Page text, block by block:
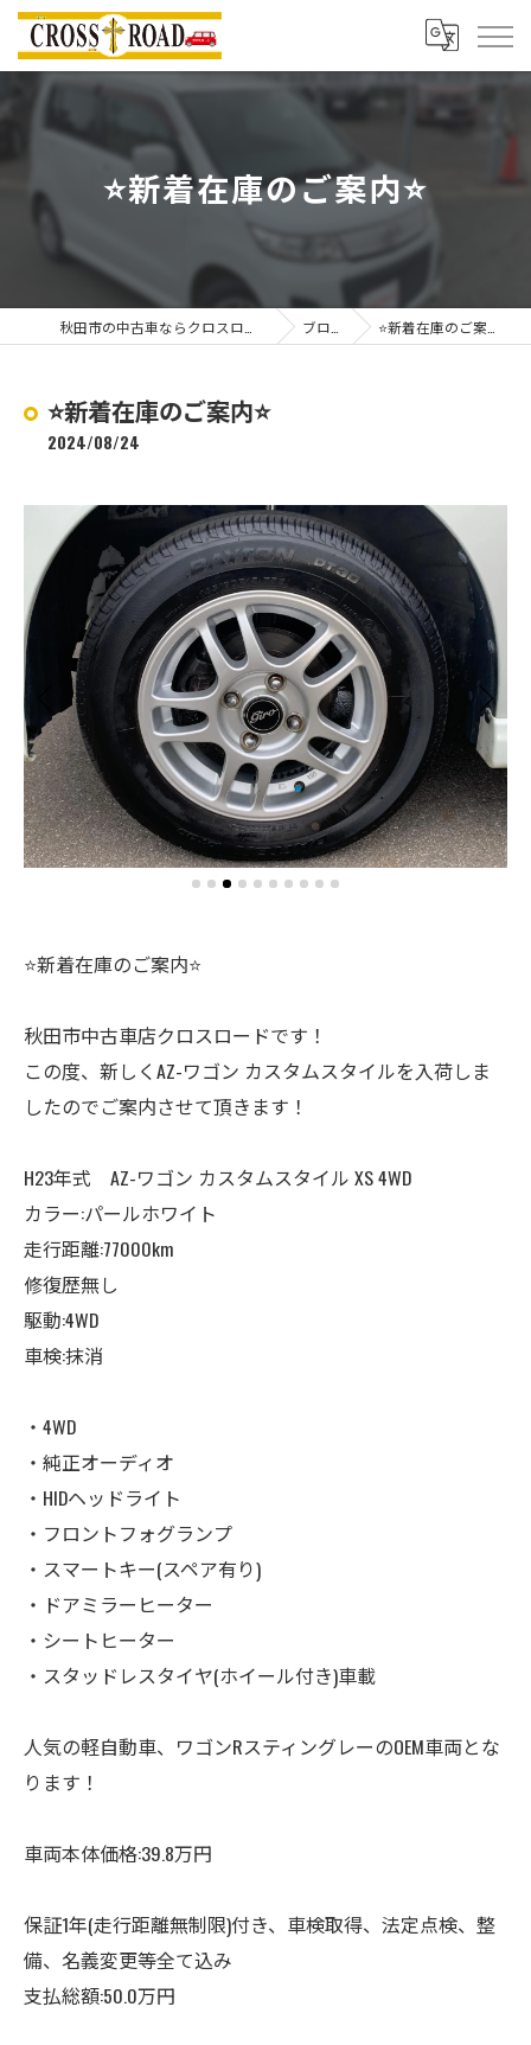
⭐️新着在庫のご案内⭐️
ブログ ⭐️新着在庫のご案内⭐️
⭐️新着在庫のご案内⭐️
2024/08/24
⭐️新着在庫のご案内⭐️
秋田市中古車店クロスロードです！
この度、新しくAZ-ワゴン カスタムスタイルを入荷しま
したのでご案内させて頂きます！
H23年式 AZ-ワゴン カスタムスタイル XS 4WD
カラー:パールホワイト
走行距離:77000km
修復歴無し
駆動:4WD
車検:抹消
・4WD
・純正オーディオ
・HIDヘッドライト
・フロントフォグランプ
・スマートキー(スペア有り)
・ドアミラーヒーター
・シートヒーター
・スタッドレスタイヤ(ホイール付き)車載
人気の軽自動車、ワゴンRスティングレーのOEM車両とな
ります！
車両本体価格:39.8万円
保証1年(走行距離無制限)付き、車検取得、法定点検、整
備、名義変更等全て込み
支払総額:50.0万円